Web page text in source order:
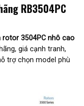
RB3504PC
rotor 3504PC nhô cao
giá cạnh tranh,
trợ chọn model phù